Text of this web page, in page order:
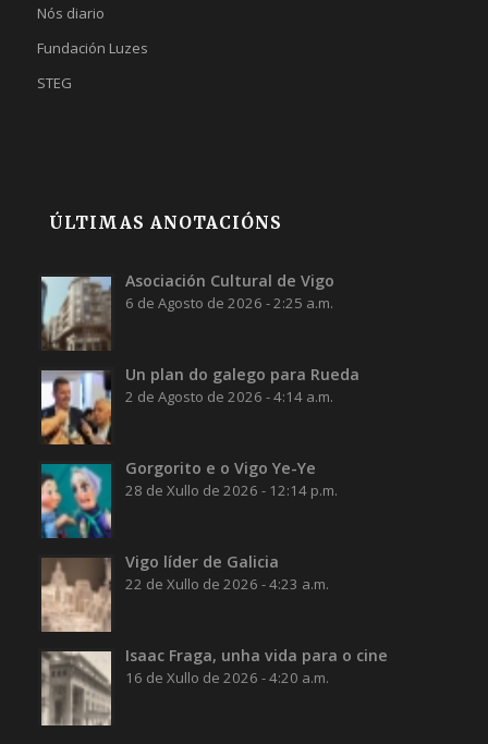
Nós diario
Fundación Luzes
STEG
ÚLTIMAS ANOTACIÓNS
Asociación Cultural de Vigo
6 de Agosto de 2026 - 2:25 a.m.
Un plan do galego para Rueda
2 de Agosto de 2026 - 4:14 a.m.
Gorgorito e o Vigo Ye-Ye
28 de Xullo de 2026 - 12:14 p.m.
Vigo líder de Galicia
22 de Xullo de 2026 - 4:23 a.m.
Isaac Fraga, unha vida para o cine
16 de Xullo de 2026 - 4:20 a.m.